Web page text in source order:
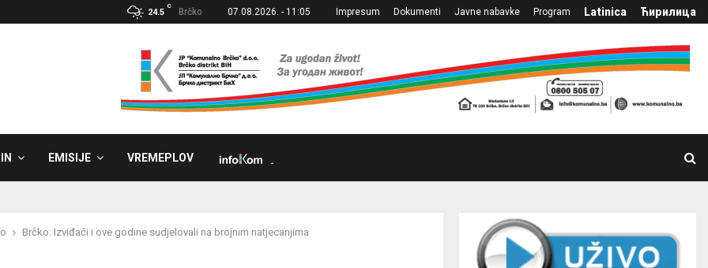
24.5
C
Brčko 07.08.2026. - 11:05 Impresum Dokumenti Javne nabavke Program Latinica Ћирилица
EMISIJE VREMEPLOV
Brčko: Izviđači i ove godine sudjelovali na brojnim natjecanjima